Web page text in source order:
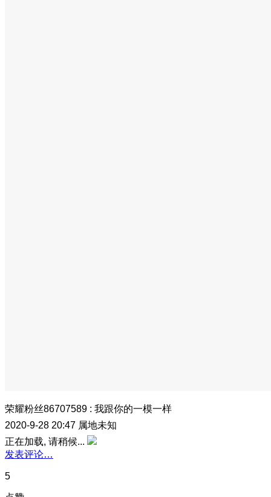
荣耀粉丝86707589 : 我跟你的一模一样
2020-9-28 20:47 属地未知
正在加载, 请稍候...
发表评论…
5